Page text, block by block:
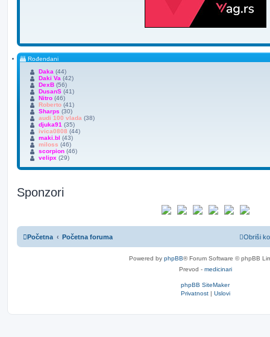
Rođendani
Daka (44)
Daki Va (42)
DexB (56)
DusanS (41)
Nitro (46)
Roberto (41)
Sharps (30)
audi 100 vlada (38)
djuka91 (35)
ivica0808 (44)
maki.bl (43)
miloss (46)
scorpion (46)
velipx (29)
Sponzori
Početna Početna foruma Obriši
Powered by phpBB® Forum Software © phpBB
Prevod - medicinari
phpBB SiteMaker
Privatnost| Uslovi